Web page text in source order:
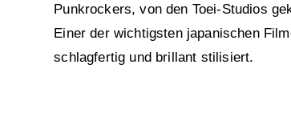
Punkrockers, von den Toei-Studios
Einer der wichtigsten japanischen
schlagfertig und brillant stilisiert.